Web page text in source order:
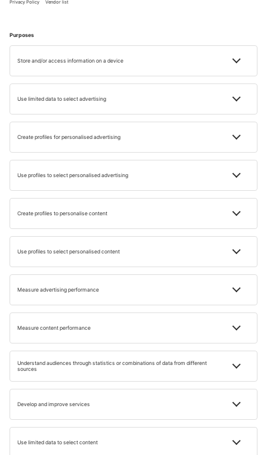
Utazási Inspiráciokaz Ön számára
Tapasztalja meg az utazás új formáját hírlevelünkkel!